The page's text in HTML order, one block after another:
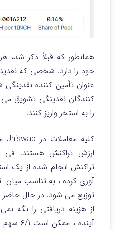
همانطور که قبلاً ذکر شد،
خود را دارد. شخصی که
عنوان تأمین کننده
کنندگان نقدینگی تشویق
را به استخر واریز کنند.
تراکنش انجام شده از یک
آوری کرده ، به تناسب میان
از هزینه دریافتی را نگه
آینده ،